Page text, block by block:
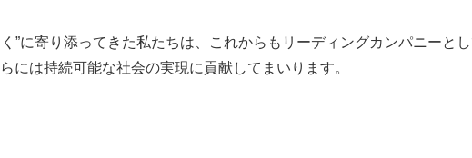
に寄り添ってきた私たちは、これからもリーディングカンパニーと
には持続可能な社会の実現に貢献してまいります。